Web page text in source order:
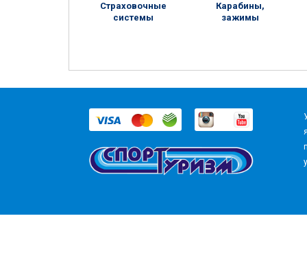
Страховочные
системы
Карабины,
зажимы